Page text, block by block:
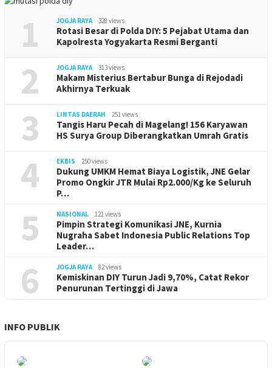
1 JOGJA RAYA 328 views
Rotasi Besar di Polda DIY: 5 Pejabat Utama dan
Kapolresta Yogyakarta Resmi Berganti
2 JOGJA RAYA 313 views
Makam Misterius Bertabur Bunga di Rejodadi
Akhirnya Terkuak
3 LINTAS DAERAH 251 views
Tangis Haru Pecah di Magelang! 156 Karyawan
HS Surya Group Diberangkatkan Umrah Gratis
4 EKBIS 250 views
Dukung UMKM Hemat Biaya Logistik, JNE Gelar
Promo Ongkir JTR Mulai Rp2.000/Kg ke Seluruh
P…
5 NASIONAL 121 views
Pimpin Strategi Komunikasi JNE, Kurnia
Nugraha Sabet Indonesia Public Relations Top
Leader…
6 JOGJA RAYA 82 views
Kemiskinan DIY Turun Jadi 9,70%, Catat Rekor
Penurunan Tertinggi di Jawa
INFO PUBLIK